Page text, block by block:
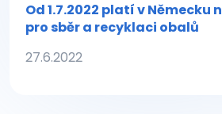
Od 1.7.2022 platí v Německu
pro sběr a recyklaci obalů
27.6.2022